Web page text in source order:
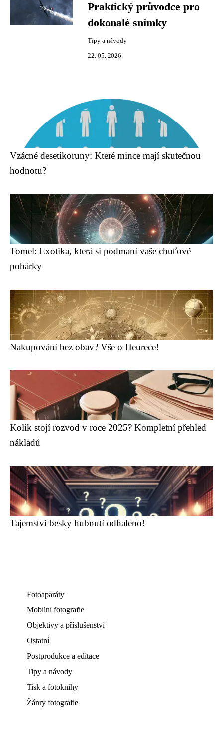
Praktický průvodce pro
dokonalé snímky
Tipy a návody
22. 05. 2026
Vzácné desetikoruny: Které mince mají skutečnou
hodnotu?
Tomel: Exotika, která si podmaní vaše chuťové
pohárky
Nakupování bez obav? Vše o Heurece!
Kolik stojí rozvod v roce 2025? Kompletní přehled
nákladů
Tajemství besky hubnutí odhaleno!
Fotoaparáty
Mobilní fotografie
Objektivy a příslušenství
Ostatní
Postprodukce a editace
Tipy a návody
Tisk a fotoknihy
Žánry fotografie